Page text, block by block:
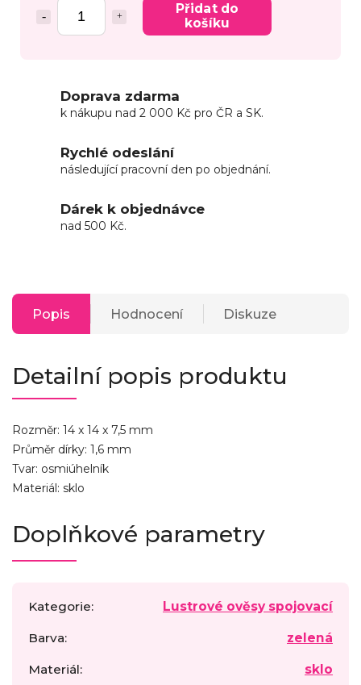
Přidat do
košíku
Doprava zdarma
k nákupu nad 2 000 Kč pro ČR a SK.
Rychlé odeslání
následující pracovní den po objednání.
Dárek k objednávce
nad 500 Kč.
Popis Hodnocení Diskuze
Detailní popis produktu
Rozměr: 14 x 14 x 7,5 mm
Průměr dírky: 1,6 mm
Tvar: osmiúhelník
Materiál: sklo
Doplňkové parametry
Kategorie: Lustrové ověsy spojovací
Barva: zelená
Materiál: sklo